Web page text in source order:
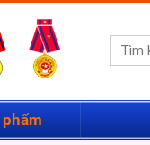
mới qua email